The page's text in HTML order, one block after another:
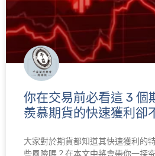
你在交易前必看這 3 個
羨慕期貨的快速獲利卻
大家對於期貨都知道其快速獲利的